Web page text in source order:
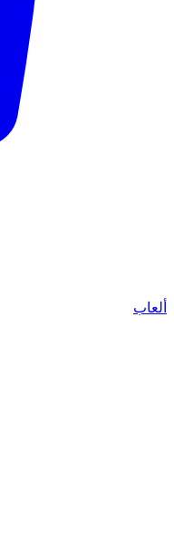
ألعاب